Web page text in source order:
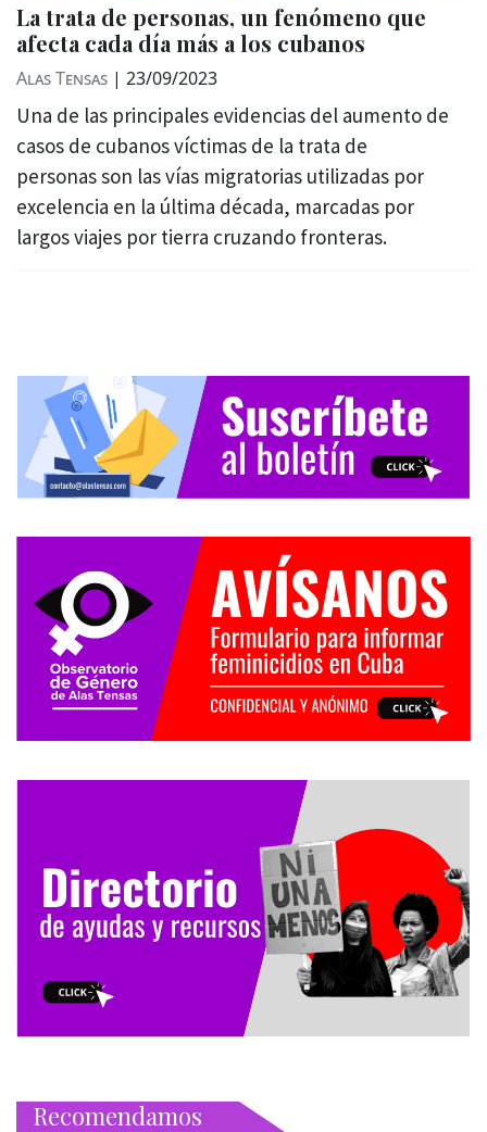
La trata de personas, un fenómeno que
afecta cada día más a los cubanos
Alas Tensas | 23/09/2023
Una de las principales evidencias del aumento de
casos de cubanos víctimas de la trata de
personas son las vías migratorias utilizadas por
excelencia en la última década, marcadas por
largos viajes por tierra cruzando fronteras.
Recomendamos